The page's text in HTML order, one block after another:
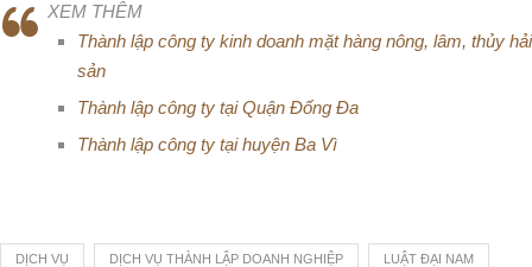
XEM THÊM
Thành lập công ty kinh doanh mặt hàng nông, lâm, thủy hải
sản
Thành lập công ty tại Quận Đống Đa
Thành lập công ty tại huyện Ba Vì
DỊCH VỤ DỊCH VỤ THÀNH LẬP DOANH NGHIỆP LUẬT ĐẠI NAM